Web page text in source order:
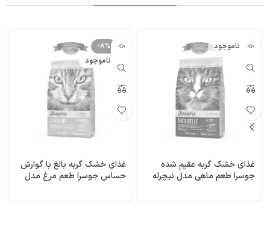
ناموجود
غذای خشک گربه عقیم شده
جوسرا طعم ماهی مدل نیچرله
-8%
ناموجود
غذای خشک گربه بالغ با گوارش
حساس جوسرا طعم مرغ مدل